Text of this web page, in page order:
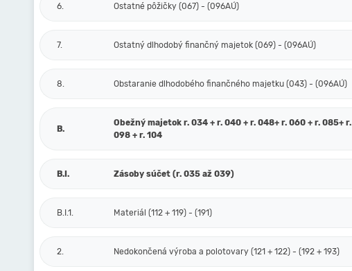
6. Ostatné pôžičky (067) - (096AÚ)
7. Ostatný dlhodobý finančný majetok (069) - (096AÚ)
8. Obstaranie dlhodobého finančného majetku (043) - (096AÚ)
B.
Obežný majetok r. 034 + r. 040 + r. 048+ r. 060 + r. 085+ r.
098 + r. 104
B.I. Zásoby súčet (r. 035 až 039)
B.I.1. Materiál (112 + 119) - (191)
2. Nedokončená výroba a polotovary (121 + 122) - (192 + 193)